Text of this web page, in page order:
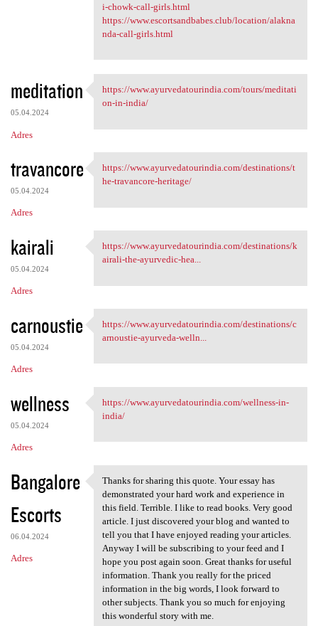
i-chowk-call-girls.html
https://www.escortsandbabes.club/location/alakna
nda-call-girls.html
meditation
05.04.2024
Adres
https://www.ayurvedatourindia
https://www.ayurvedatourindia.com/tours/meditati
on-in-india/
travancore
05.04.2024
Adres
https://www.ayurvedatourindia
https://www.ayurvedatourindia.com/destinations/t
he-travancore-heritage/
kairali
05.04.2024
Adres
https://www.ayurvedatourindia
https://www.ayurvedatourindia.com/destinations/k
airali-the-ayurvedic-hea...
carnoustie
05.04.2024
Adres
https://www.ayurvedatourindia
https://www.ayurvedatourindia.com/destinations/c
arnoustie-ayurveda-welln...
wellness
05.04.2024
Adres
https://www.ayurvedatourindia
https://www.ayurvedatourindia.com/wellness-in-
india/
Bangalore
Escorts
06.04.2024
Adres
Thanks for sharing this quote
Thanks for sharing this quote. Your essay has
demonstrated your hard work and experience in
this field. Terrible. I like to read books. Very good
article. I just discovered your blog and wanted to
tell you that I have enjoyed reading your articles.
Anyway I will be subscribing to your feed and I
hope you post again soon. Great thanks for useful
information. Thank you really for the priced
information in the big words, I look forward to
other subjects. Thank you so much for enjoying
this wonderful story with me.